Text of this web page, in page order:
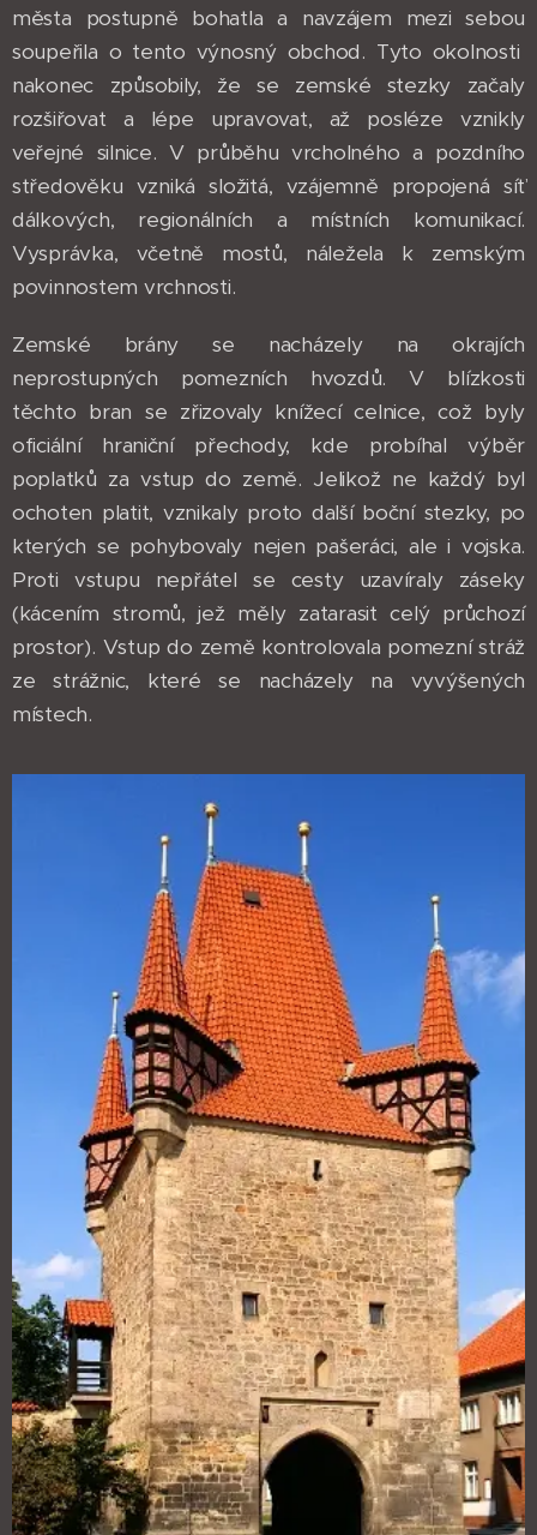
města postupně bohatla a navzájem mezi sebou
soupeřila o tento výnosný obchod. Tyto okolnosti
nakonec způsobily, že se zemské stezky začaly
rozšiřovat a lépe upravovat, až posléze vznikly
veřejné silnice. V průběhu vrcholného a pozdního
středověku vzniká složitá, vzájemně propojená síť
dálkových, regionálních a místních komunikací.
Vysprávka, včetně mostů, náležela k zemským
povinnostem vrchnosti.
Zemské brány se nacházely na okrajích
neprostupných pomezních hvozdů. V blízkosti
těchto bran se zřizovaly knížecí celnice, což byly
oficiální hraniční přechody, kde probíhal výběr
poplatků za vstup do země. Jelikož ne každý byl
ochoten platit, vznikaly proto další boční stezky, po
kterých se pohybovaly nejen pašeráci, ale i vojska.
Proti vstupu nepřátel se cesty uzavíraly záseky
(kácením stromů, jež měly zatarasit celý průchozí
prostor). Vstup do země kontrolovala pomezní stráž
ze strážnic, které se nacházely na vyvýšených
místech.